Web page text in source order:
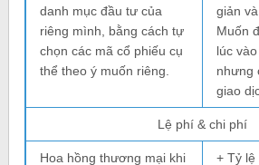
danh mục đầu tư của
riêng mình, bằng cách tự
chọn các mã cổ phiếu cụ
thể theo ý muốn riêng.
giản
Muốn
lúc
nhưng
giao
Lệ phí & chi phí
Hoa hồng thương mại khi
+ Tỷ lệ